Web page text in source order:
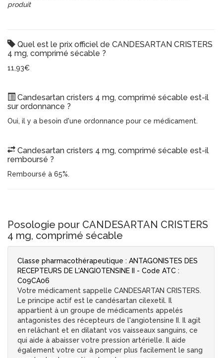
produit
Quel est le prix officiel de CANDESARTAN CRISTERS
4 mg, comprimé sécable ?
11,93€
Candesartan cristers 4 mg, comprimé sécable est-il
sur ordonnance ?
Oui, il y a besoin d'une ordonnance pour ce médicament.
Candesartan cristers 4 mg, comprimé sécable est-il
remboursé ?
Remboursé à 65%.
Posologie pour CANDESARTAN CRISTERS
4 mg, comprimé sécable
Classe pharmacothérapeutique : ANTAGONISTES DES
RECEPTEURS DE L'ANGIOTENSINE II - Code ATC :
C09CA06
Votre médicament sappelle CANDESARTAN CRISTERS.
Le principe actif est le candésartan cilexetil. Il
appartient à un groupe de médicaments appelés
antagonistes des récepteurs de l'angiotensine II. Il agit
en relâchant et en dilatant vos vaisseaux sanguins, ce
qui aide à abaisser votre pression artérielle. Il aide
également votre cur à pomper plus facilement le sang